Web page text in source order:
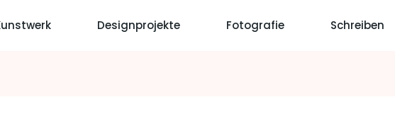
Designprojekte Fotografie Schreiben